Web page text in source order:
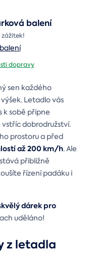
balení
zážitek!
dopravy
sen každého
Letadlo vás
k sobě připne
dobrodružství.
prostoru a před
až 200 km/h. Ale
přibližně
řízení padáku i
dárek pro
uděláno!
z letadla